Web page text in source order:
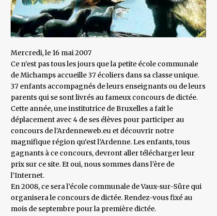
Mercredi, le 16 mai 2007
Ce n’est pas tous les jours que la petite école communale
de Michamps accueille 37 écoliers dans sa classe unique.
37 enfants accompagnés de leurs enseignants ou de leurs
parents qui se sont livrés au fameux concours de dictée.
Cette année, une institutrice de Bruxelles a fait le
déplacement avec 4 de ses élèves pour participer au
concours de l’Ardenneweb.eu et découvrir notre
magnifique région qu’est l’Ardenne. Les enfants, tous
gagnants à ce concours, devront aller télécharger leur
prix sur ce site. Et oui, nous sommes dans l’ère de
l’Internet.
En 2008, ce sera l’école communale de Vaux-sur-Sûre qui
organisera le concours de dictée. Rendez-vous fixé au
mois de septembre pour la première dictée.